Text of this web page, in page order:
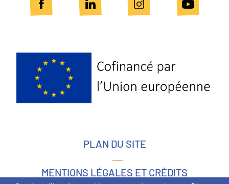
Logo
Europe
PLAN DU SITE
MENTIONS LÉGALES ET CRÉDITS